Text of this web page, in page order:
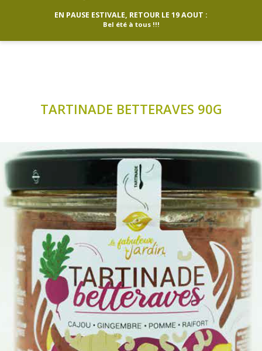
EN PAUSE ESTIVALE, RETOUR LE 19 AOUT :
Bel été à tous !!!
TARTINADE BETTERAVES 90G